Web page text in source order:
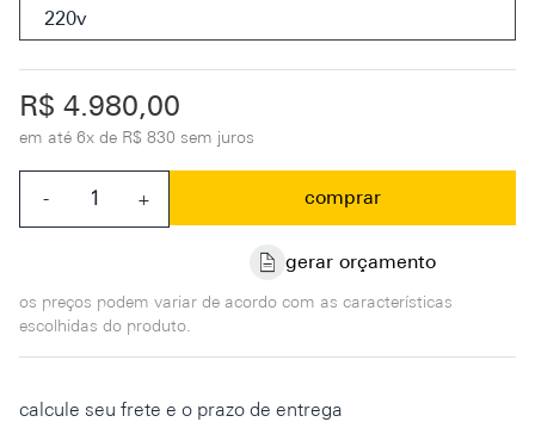
220v
R$ 4.980,00
em até 6x de R$ 830 sem juros
- + comprar
gerar orçamento
os preços podem variar de acordo com as características
escolhidas do produto.
calcule seu frete e o prazo de entrega